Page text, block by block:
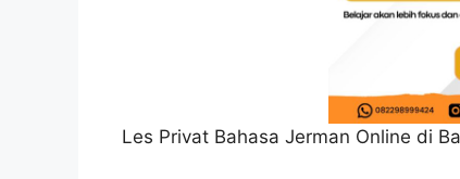
Les Privat Bahasa Jerman Online di